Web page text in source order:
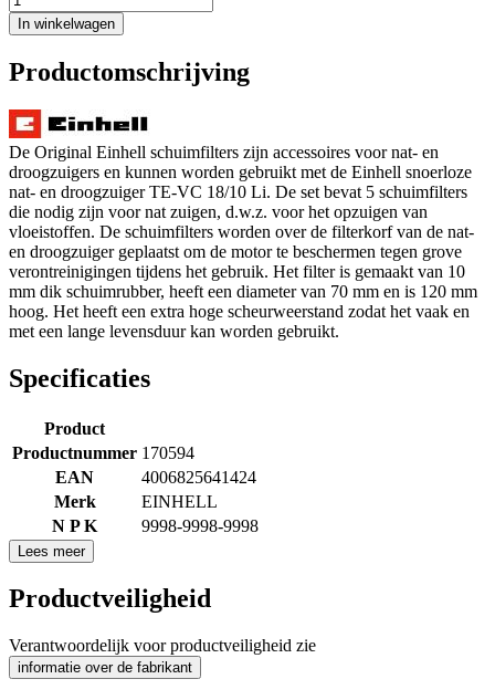
In winkelwagen
Productomschrijving
De Original Einhell schuimfilters zijn accessoires voor nat- en
droogzuigers en kunnen worden gebruikt met de Einhell snoerloze
nat- en droogzuiger TE-VC 18/10 Li. De set bevat 5 schuimfilters
die nodig zijn voor nat zuigen, d.w.z. voor het opzuigen van
vloeistoffen. De schuimfilters worden over de filterkorf van de nat-
en droogzuiger geplaatst om de motor te beschermen tegen grove
verontreinigingen tijdens het gebruik. Het filter is gemaakt van 10
mm dik schuimrubber, heeft een diameter van 70 mm en is 120 mm
hoog. Het heeft een extra hoge scheurweerstand zodat het vaak en
met een lange levensduur kan worden gebruikt.
Specificaties
Product
Productnummer 170594
EAN
4006825641424
Merk
EINHELL
N P K
9998-9998-9998
Lees meer
Productveiligheid
Verantwoordelijk voor productveiligheid zie
informatie over de fabrikant